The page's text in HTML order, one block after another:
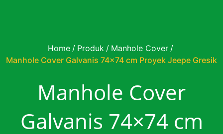
Home / Produk / Manhole Cover /
Manhole Cover Galvanis 74×74 cm Proyek Jeepe Gresik
Manhole Cover
Galvanis 74×74 cm